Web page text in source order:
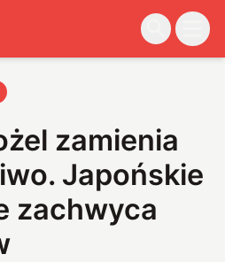
zamienia
Japońskie
zachwyca